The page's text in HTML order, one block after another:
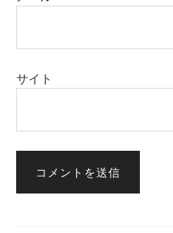
サイト